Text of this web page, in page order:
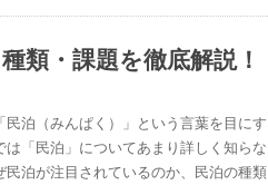
類・課題を徹底解説！
泊（みんぱく）」という言葉を目にす
「民泊」についてあまり詳しく知らな
泊が注目されているのか、民泊の種類